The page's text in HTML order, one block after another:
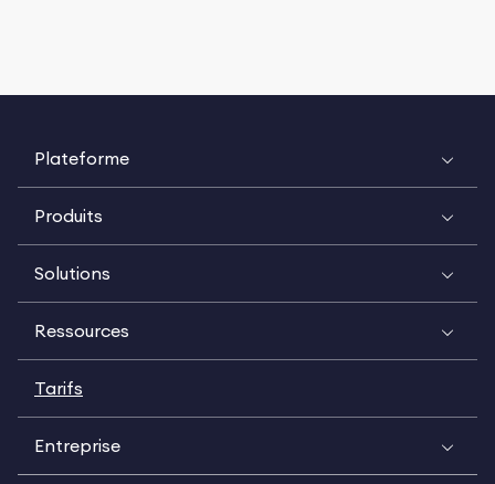
Plateforme
Produits
Solutions
Ressources
Tarifs
Entreprise